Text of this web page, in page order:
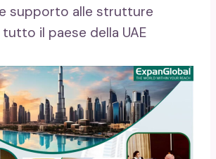
supporto alle strutture
il paese della UAE